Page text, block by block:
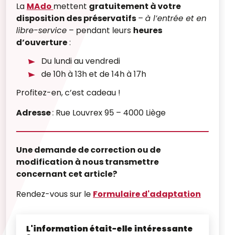
La MAdo mettent gratuitement à votre
disposition des préservatifs – à l’entrée et en
libre-service – pendant leurs heures
d’ouverture:
Du lundi au vendredi
de 10h à 13h et de 14h à 17h
Profitez-en, c’est cadeau !
Adresse: Rue Louvrex 95 – 4000 Liège
Une demande de correction ou de
modification à nous transmettre
concernant cet article?
Rendez-vous sur le Formulaire d'adaptation
L'information était-elle intéressante